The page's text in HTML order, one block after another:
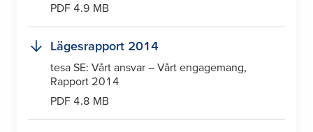
PDF 4.9 MB
Lägesrapport 2014
tesa SE: Vårt ansvar – Vårt engagemang,
Rapport 2014
PDF 4.8 MB